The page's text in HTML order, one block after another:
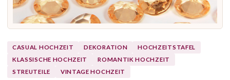
CASUAL HOCHZEIT DEKORATION
HOCHZEITSTAFEL
KLASSISCHE HOCHZEIT
ROMANTIK HOCHZEIT
STREUTEILE
VINTAGE HOCHZEIT